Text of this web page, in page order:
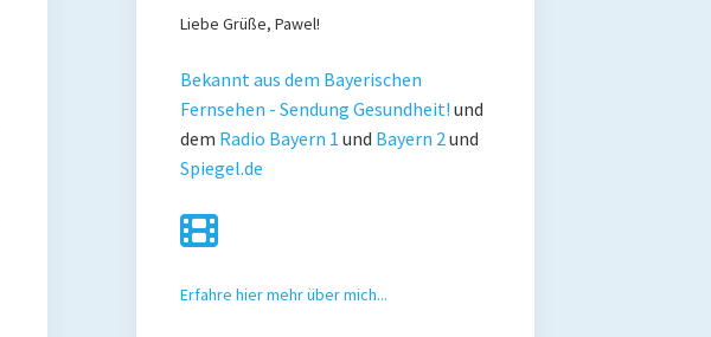
Liebe Grüße, Pawel!
Bekannt aus dem Bayerischen
Fernsehen - Sendung Gesundheit! und
dem Radio Bayern 1 und Bayern 2und
Spiegel.de
Erfahre hier mehr über mich...